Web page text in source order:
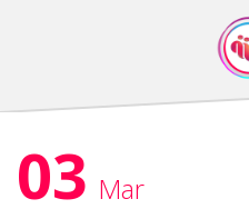
03 Mar